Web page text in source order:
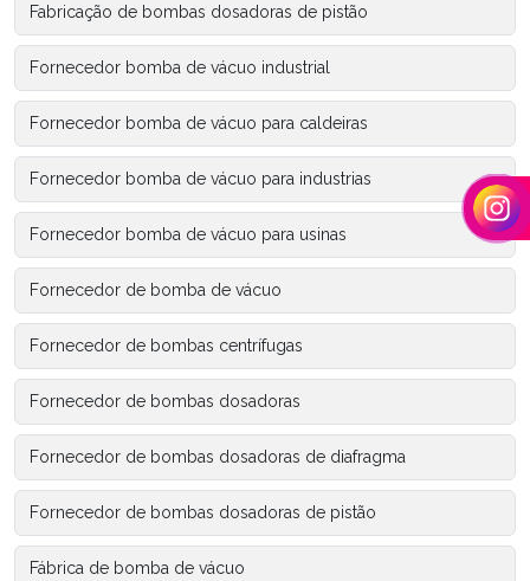
Fabricação de bombas dosadoras de pistão
Fornecedor bomba de vácuo industrial
Fornecedor bomba de vácuo para caldeiras
Fornecedor bomba de vácuo para industrias
Fornecedor bomba de vácuo para usinas
Fornecedor de bomba de vácuo
Fornecedor de bombas centrífugas
Fornecedor de bombas dosadoras
Fornecedor de bombas dosadoras de diafragma
Fornecedor de bombas dosadoras de pistão
Fábrica de bomba de vácuo